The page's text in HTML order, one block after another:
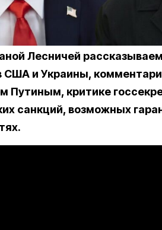
Лесничей
США и Украины,
Путиным, критике
санкций, возможных